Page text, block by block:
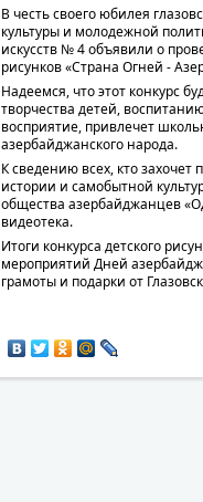
В честь своего юбилея
культуры и молодежной
искусств № 4 объявили о
рисунков «Страна Огней -
Надеемся, что этот конкурс
творчества детей,
восприятие, привлечет
азербайджанского народа.
К сведению всех, кто
истории и самобытной
общества азербайджанцев
видеотека.
Итоги конкурса детского
мероприятий Дней
грамоты и подарки от